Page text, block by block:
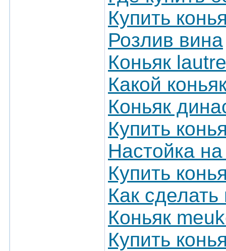
Купить
Розлив вина
Коньяк
Какой
Коньяк
Купить
Настойка
Купить
Кaк
Коньяк
Купить